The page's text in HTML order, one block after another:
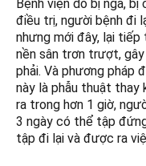
Bệnh viện do bị ngã,
điều trị, người bệnh đi
nhưng mới đây, lại
nền sân trơn trượt,
phải. Và phương pháp
này là phẫu thuật thay
ra trong hơn 1 giờ,
3 ngày có thể tập
tập đi lại và được ra